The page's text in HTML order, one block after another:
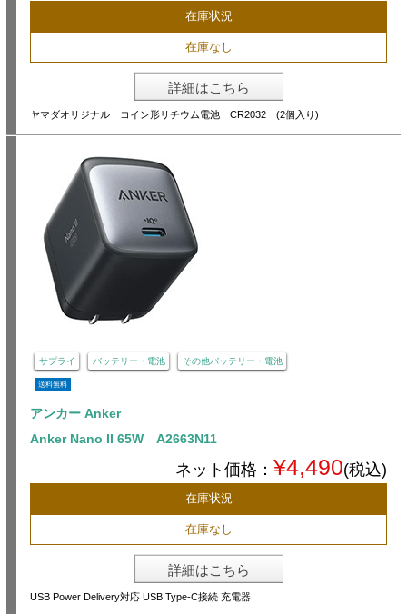
在庫状況
在庫なし
詳細はこちら
ヤマダオリジナル コイン形リチウム電池 CR2032 (2個入り)
サプライ バッテリー・電池 その他バッテリー・電池
送料無料
アンカー Anker
Anker Nano II 65W A2663N11
ネット価格： ¥4,490(税込)
在庫状況
在庫なし
詳細はこちら
USB Power Delivery対応 USB Type-C接続 充電器